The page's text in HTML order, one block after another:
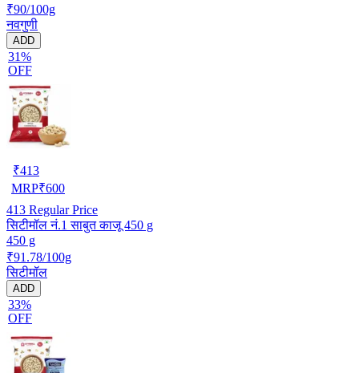
₹90/100g
नवगुणी
ADD
31%
OFF
₹413
MRP₹600
413 Regular Price
सिटीमॉल नं.1 साबुत काजू 450 g
450 g
₹91.78/100g
सिटीमॉल
ADD
33%
OFF